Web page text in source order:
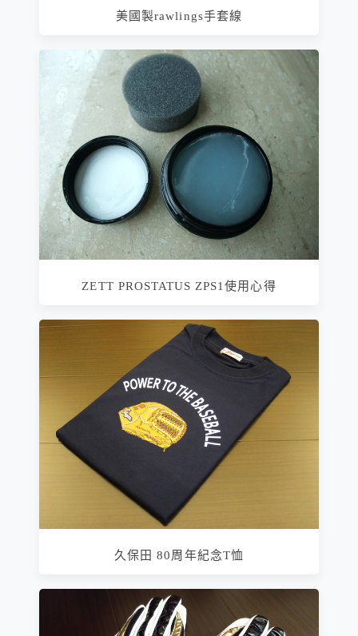
美國製rawlings手套線
ZETT PROSTATUS ZPS1使用心得
久保田 80周年紀念T恤